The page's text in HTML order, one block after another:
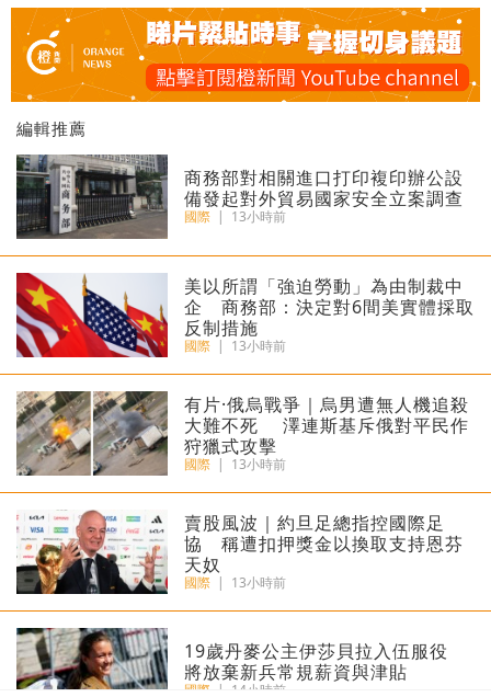
編輯推薦
商務部對相關進口打印複印辦公設
備發起對外貿易國家安全立案調查
國際 | 13小時前
美以所謂「強迫勞動」為由制裁中
企 商務部：決定對6間美實體採取
反制措施
國際 | 13小時前
​有片·俄烏戰爭｜烏男遭無人機追殺
大難不死 澤連斯基斥俄對平民作
狩獵式攻擊
國際 | 13小時前
賣股風波｜約旦足總指控國際足
協 稱遭扣押獎金以換取支持恩芬
天奴
國際 | 13小時前
​19歲丹麥公主伊莎貝拉入伍服役
將放棄新兵常規薪資與津貼
國際 | 14小時前